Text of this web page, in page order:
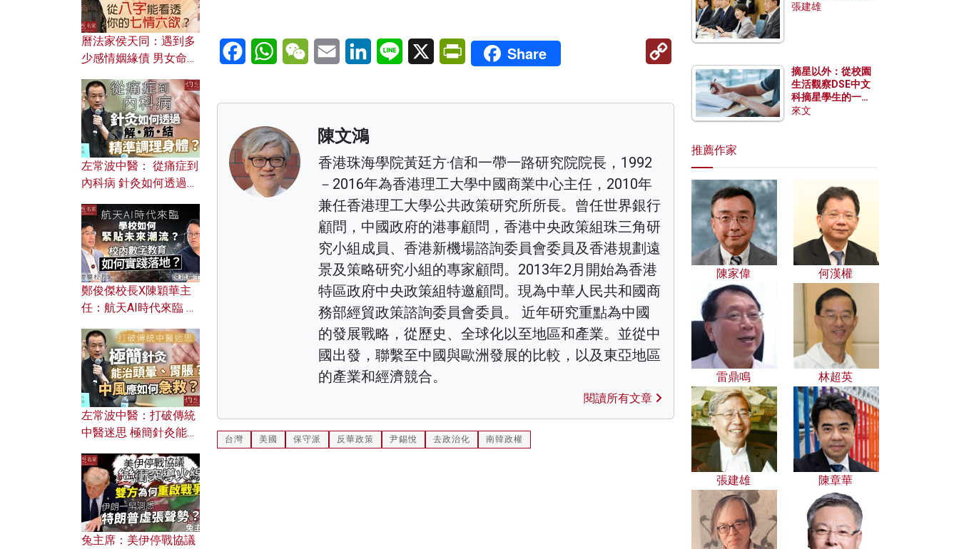
FacebookWhatsAppWeChatEmail LinkedInLine X PrintFriendly
Share
Copy
陳文鴻
香港珠海學院黃廷方·信和一帶一路研究院院長，1992
－2016年為香港理工大學中國商業中心主任，2010年
兼任香港理工大學公共政策研究所所長。曾任世界銀行
顧問，中國政府的港事顧問，香港中央政策組珠三角研
究小組成員、香港新機場諮詢委員會委員及香港規劃遠
景及策略研究小組的專家顧問。2013年2月開始為香港
特區政府中央政策組特邀顧問。現為中華人民共和國商
務部經貿政策諮詢委員會委員。 近年研究重點為中國
的發展戰略，從歷史、全球化以至地區和產業。並從中
國出發，聯繫至中國與歐洲發展的比較，以及東亞地區
的產業和經濟競合。
閱讀所有文章
台灣 美國 保守派 反華政策 尹錫悅 去政治化 南韓政權
曆法家侯天同：遇到多
少感情姻緣債 男女命途
的七情六欲？
左常波中醫： 從痛症到
內科病 針灸如何透過解
鄭俊傑校長X陳穎華主
任：航天AI時代來臨 學
校內數字教育如何實踐
落地？
左常波中醫：打破傳統
中醫迷思 極簡針灸能治
何急救？
兔主席：美伊停戰協議
張建雄
摘星以外：從校園
生活觀察DSE中文
科摘星學生的一點
特質
來文
推薦作家
陳家偉 何漢權
雷鼎鳴 林超英
張建雄 陳章華